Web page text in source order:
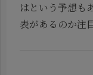
はという予想も
表があるのか注